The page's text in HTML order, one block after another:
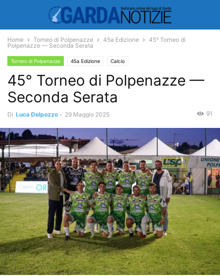
Home Torneo di Polpenazze 45a Edizione
45° Torneo di
Polpenazze — Seconda Serata
Torneo di Polpenazze 45a Edizione Calcio
45° Torneo di Polpenazze —
Seconda Serata
Di Luca Delpozzo - 29 Maggio 2025 91